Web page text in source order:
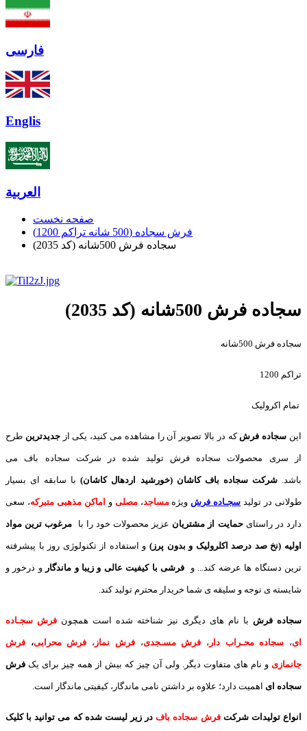
فارسی
Englis
العربیة
صفحه نخست
فرش سجاده (500 شانه تراکم 1200)
سجاده فرش 500شانه (کد 2035)
سجاده فرش 500شانه (کد 2035)
سجاده فرش 500شانه
تراکم 1200
تمام اکرولیک
این سجاده فرش که در بالا تصویر آن را مشاهده می کنید، یکی ازجدیدترین طرح
از سری محصولات سجاده فرش تولید شده در شرکت سجاده باف می
باشد.شرکت سجاده باف کاشان (خورشید اردهال کاشان)با سابقه ای بسیار
طولانی در تولید سجـاده فرش ویژهمساجد،مصلی و اماکن مذهبی متبرکه، سعی
دارد در راستایحمایت از مشتریان عزیز محصولات خود را با مرغوب ترین مواد
اولیه (نخ صد درصد اکلرولیک و بدون پرز) و استفاده از تکنولوژی روز با پیشرفته
ترین دستگاه ها عرضه کند... و فرشی با کیفیت عالی و زیبا و ماندگار و درخور و
شایسته ی توجه و سلیقه ی شما خریدار محترم تولید کند.
سجاده فرش با نام های دیگری نیز شناخته شده است همچون فرش سجـاده
ای، سجاده محـراب دار ، فرش مسـجدی،فرش نماز ، فرش محرابی، فرش
جانمازی و نام های متفاوت دیگر. ولی آن چیز که بیش از همه چیز برای یک فرش
سجاده ای اهمیت دارد؛ علاوه بر داشتن نامی ماندگار، کیفیتی ماندگار است.
انواع تولیدات شرکتفرش سجاده بافدر زیر لیست شده که می توانید با کلیک